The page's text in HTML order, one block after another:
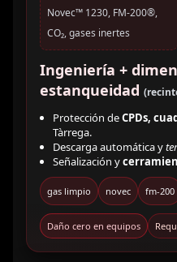
Novec™ 1230, FM-200®,
CO₂, gases inertes
Ingeniería +
estanqueidad
Protección deCPDs,
Tàrrega.
Descarga automática y
Señalización y
gas limpio novec fm-200
Daño cero en equipos